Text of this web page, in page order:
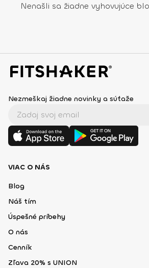
Nenašli sa žiadne vyhovujúce
Nezmeškaj žiadne novinky a súťaže
VIAC O NÁS
Blog
Náš tím
Úspešné príbehy
O nás
Cenník
Zľava 20% s UNION